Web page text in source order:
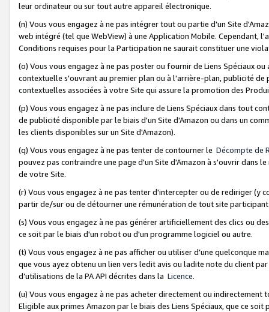
leur ordinateur ou sur tout autre appareil électronique.
(n) Vous vous engagez à ne pas intégrer tout ou partie d'un Site
web intégré (tel que WebView) à une Application Mobile. Cependant,
Conditions requises pour la Participation ne saurait constituer une
(o) Vous vous engagez à ne pas poster ou fournir de Liens Spéciaux
contextuelle s'ouvrant au premier plan ou à l'arrière-plan, publicité
contextuelles associées à votre Site qui assure la promotion des
(p) Vous vous engagez à ne pas inclure de Liens Spéciaux dans tout
de publicité disponible par le biais d'un Site d'Amazon ou dans un
les clients disponibles sur un Site d'Amazon).
(q) Vous vous engagez à ne pas tenter de contourner le Décompte de
pouvez pas contraindre une page d'un Site d'Amazon à s'ouvrir dans
de votre Site.
(r) Vous vous engagez à ne pas tenter d'intercepter ou de rediriger
partir de/sur ou de détourner une rémunération de tout site
(s) Vous vous engagez à ne pas générer artificiellement des clics ou
ce soit par le biais d'un robot ou d'un programme logiciel ou autre.
(t) Vous vous engagez à ne pas afficher ou utiliser d’une quelconque
que vous ayez obtenu un lien vers ledit avis ou ladite note du client
d’utilisations de la PA API décrites dans la Licence.
(u) Vous vous engagez à ne pas acheter directement ou
Eligible aux primes Amazon par le biais des Liens Spéciaux, que ce